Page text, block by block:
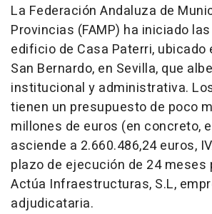
La Federación Andaluza de
Provincias (FAMP) ha iniciado
edificio de Casa Paterri, ubicado
San Bernardo, en Sevilla, que
institucional y administrativa.
tienen un presupuesto de poco
millones de euros (en concreto,
asciende a 2.660.486,24 euros,
plazo de ejecución de 24 meses
Actúa Infraestructuras, S.L,
adjudicataria.